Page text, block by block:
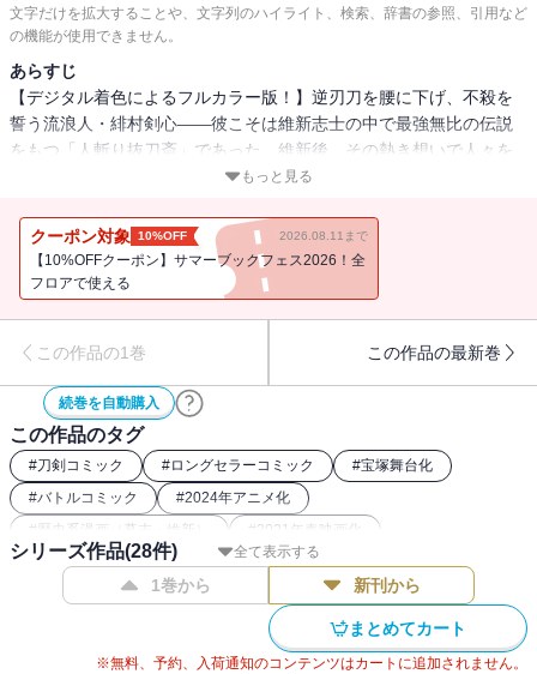
文字だけを拡大することや、文字列のハイライト、検索、辞書の参照、引用など
の機能が使用できません。
あらすじ
【デジタル着色によるフルカラー版！】逆刃刀を腰に下げ、不殺を
誓う流浪人・緋村剣心――彼こそは維新志士の中で最強無比の伝説
をもつ「人斬り抜刀斎」であった。維新後、その熱き想いで人々を
守り続けた流浪人・剣心の活躍を描く！ 【同時収録】「特別編
もっと見る
クーポン対象 10%OFF 2026.08.11まで
【10%OFFクーポン】サマーブックフェス2026！全
フロアで使える
この作品の1巻 この作品の最新巻
続巻を自動購入
この作品のタグ
#刀剣コミック #ロングセラーコミック #宝塚舞台化
#バトルコミック #2024年アニメ化
# 歴史系漫画（幕末・維新） #2021年春映画化
#2023年アニメ化 #るろうに剣心関連作 #最強主人公コミック
歴史漫画 #
フルカラーコミック（ジャンプ系）
# 和風ファンタジー漫画
全て表示する
シリーズ作品(28件)
1巻から 新刊から
まとめてカート
※無料、予約、入荷通知のコンテンツはカートに追加されません。